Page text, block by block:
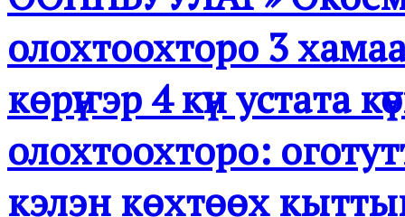
олохтоохторо 3
көрүҥэр 4 күн устата
олохтоохторо:
кэлэн көхтөөх